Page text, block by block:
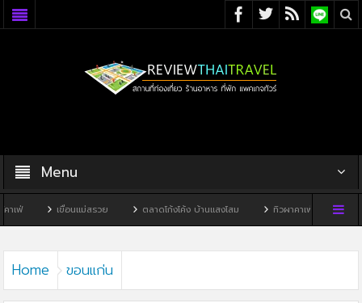
Menu
แม่สรวย ตลาดโก้งโค้ง บ้านแสงโสม ทิวผาคาเฟ่ บ้านพิพิธภัณฑ์ไทดำ
Home ขอนแก่น